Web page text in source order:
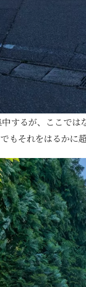
するが、ここで
もそれをはるかに超